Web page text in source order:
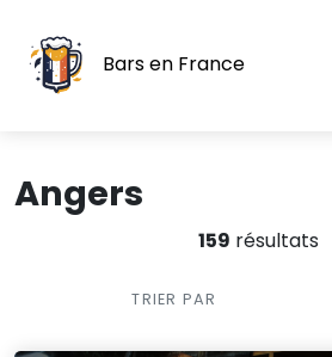
Bars en France
Angers
159 résultats
TRIER PAR